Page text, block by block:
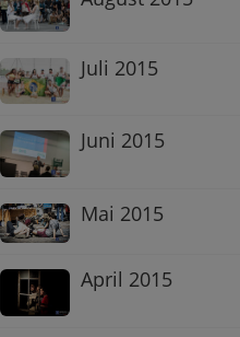
Juli 2015
Juni 2015
Mai 2015
April 2015